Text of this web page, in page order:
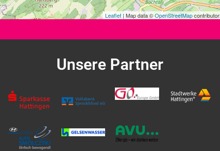
Leaflet | Map data ©OpenStreetMap
Unsere Partner